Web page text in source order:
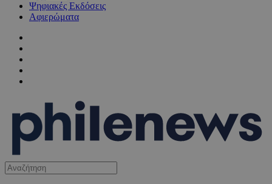
Ψηφιακές Εκδόσεις
Αφιερώματα